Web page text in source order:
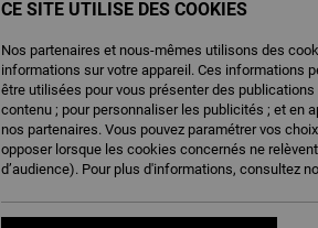
CE SITE UTILISE DES COOKIES
Nos partenaires et nous-mêmes utilisons des
informations sur votre appareil. Ces informations
être utilisées pour vous présenter des
contenu ; pour personnaliser les publicités ; et en
nos partenaires. Vous pouvez paramétrer vos
opposer lorsque les cookies concernés ne
d’audience). Pour plus d'informations, consultez